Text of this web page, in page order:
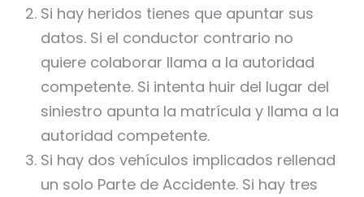
Si hay heridos tienes que apuntar sus
datos. Si el conductor contrario no
quiere colaborar llama a la autoridad
competente. Si intenta huir del lugar del
siniestro apunta la matrícula y llama a la
autoridad competente.
Si hay dos vehículos implicados rellenad
un solo Parte de Accidente. Si hay tres